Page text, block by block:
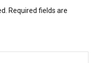
Required fields are